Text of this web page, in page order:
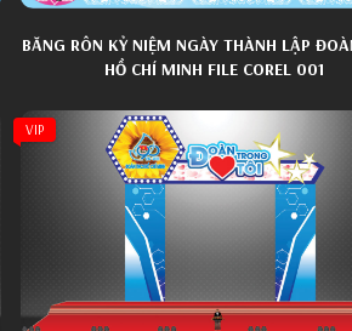
BĂNG RÔN KỶ NIỆM NGÀY THÀNH LẬP
HỒ CHÍ MINH FILE COREL 001
VIP